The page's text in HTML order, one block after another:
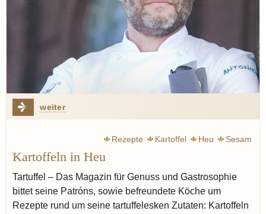
weiter
Rezepte Kartoffel Heu Sesam
Kartoffeln in Heu
Tartuffel – Das Magazin für Genuss und Gastrosophie
bittet seine Patróns, sowie befreundete Köche um
Rezepte rund um seine tartuffelesken Zutaten: Kartoffeln